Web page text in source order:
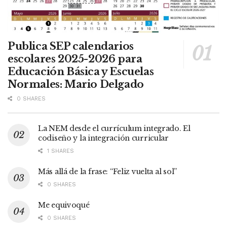
Publica SEP calendarios
escolares 2025-2026 para
Educación Básica y Escuelas
Normales: Mario Delgado
0 SHARES
La NEM desde el currículum integrado. El
codiseño y la integración curricular
1 SHARES
Más allá de la frase: “Feliz vuelta al sol”
0 SHARES
Me equivoqué
0 SHARES